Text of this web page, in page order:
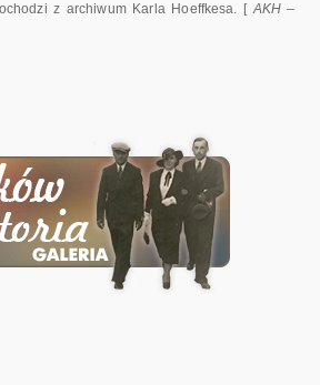
z archiwum Karla Hoeffkesa. [AKH –